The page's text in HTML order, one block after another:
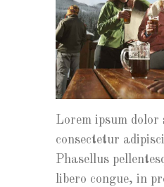
Lorem ipsum dolor
consectetur
Phasellus
libero congue, in